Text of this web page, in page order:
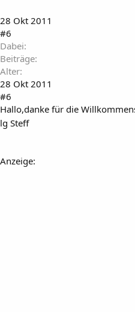
28 Okt 2011
#6
Dabei
Beiträge
Alter
28 Okt 2011
#6
Hallo,danke für die
lg Steff
Anzeige: